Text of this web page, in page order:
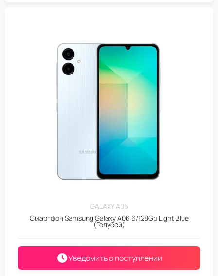
GALAXY A06
Смартфон Samsung Galaxy A06 6/128Gb Light Blue
(Голубой)
Уведомить о поступлении